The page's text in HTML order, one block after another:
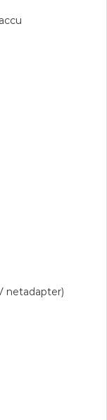
netadapter)